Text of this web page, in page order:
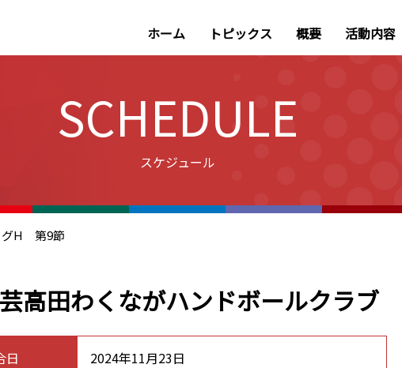
ホーム トピックス 概要 活動内容
SCHEDULE
スケジュール
グH 第9節
高田わくながハンドボールクラブ
日 2024年11月23日